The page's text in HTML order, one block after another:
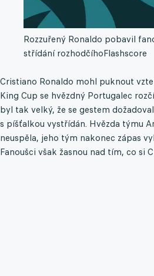
Rozzuřený Ronaldo pobavil
střídání rozhodčíhoFlashscore
Cristiano Ronaldo mohl puknout
King Cup se hvězdný Portugalec
byl tak velký, že se gestem
s píšťalkou vystřídán. Hvězda týmu
neuspěla, jeho tým nakonec zápas
Fanoušci však žasnou nad tím, co si